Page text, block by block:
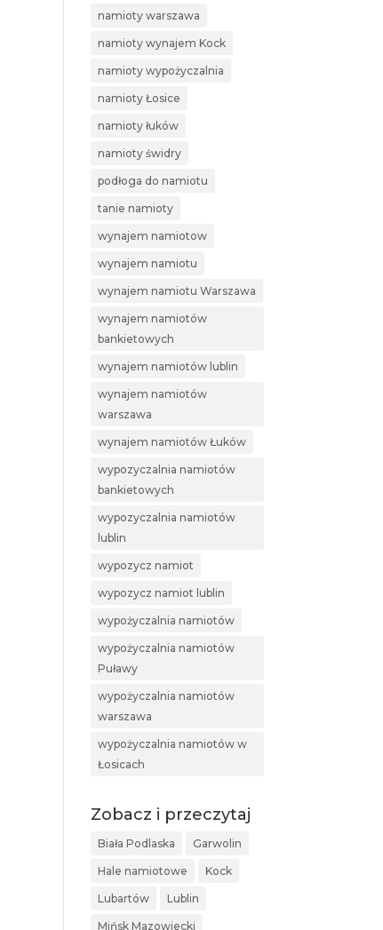
namioty warszawa
namioty wynajem Kock
namioty wypożyczalnia
namioty Łosice
namioty łuków
namioty świdry
podłoga do namiotu
tanie namioty
wynajem namiotow
wynajem namiotu
wynajem namiotu Warszawa
wynajem namiotów
bankietowych
wynajem namiotów lublin
wynajem namiotów
warszawa
wynajem namiotów Łuków
wypozyczalnia namiotów
bankietowych
wypozyczalnia namiotów
lublin
wypozycz namiot
wypozycz namiot lublin
wypożyczalnia namiotów
wypożyczalnia namiotów
Puławy
wypożyczalnia namiotów
warszawa
wypożyczalnia namiotów w
Łosicach
Zobacz i przeczytaj
Biała Podlaska Garwolin
Hale namiotowe Kock
Lubartów Lublin
Mińsk Mazowiecki